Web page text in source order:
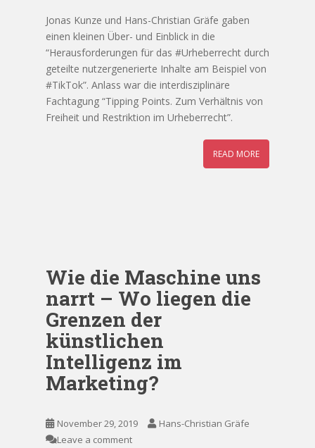
Jonas Kunze und Hans-Christian Gräfe gaben
einen kleinen Über- und Einblick in die
“Herausforderungen für das #Urheberrecht durch
geteilte nutzergenerierte Inhalte am Beispiel von
#TikTok”. Anlass war die interdisziplinäre
Fachtagung “Tipping Points. Zum Verhältnis von
Freiheit und Restriktion im Urheberrecht”.
READ MORE
Wie die Maschine uns
narrt – Wo liegen die
Grenzen der
künstlichen
Intelligenz im
Marketing?
November 29, 2019
Hans-Christian Gräfe
Leave a comment